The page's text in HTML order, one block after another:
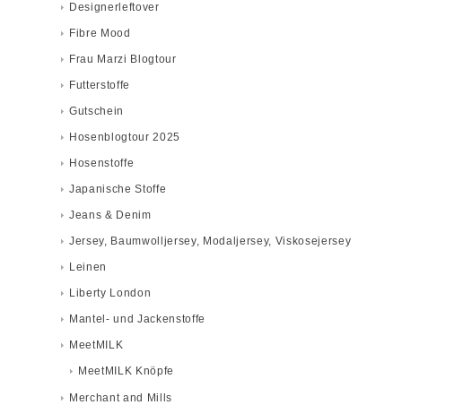
Designerleftover
Fibre Mood
Frau Marzi Blogtour
Futterstoffe
Gutschein
Hosenblogtour 2025
Hosenstoffe
Japanische Stoffe
Jeans & Denim
Jersey, Baumwolljersey, Modaljersey, Viskosejersey
Leinen
Liberty London
Mantel- und Jackenstoffe
MeetMILK
MeetMILK Knöpfe
Merchant and Mills